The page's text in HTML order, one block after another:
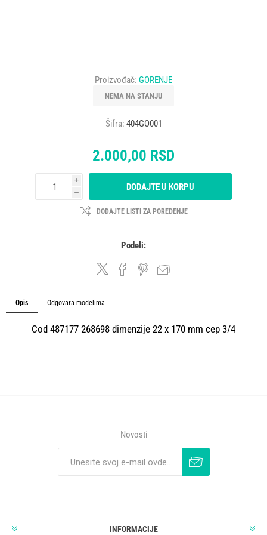
Proizvođač: GORENJE
NEMA NA STANJU
Šifra: 404GO001
2.000,00 RSD
i
h
DODAJTE U KORPU
DODAJTE LISTI ZA POREĐENJE
Podeli:
Opis Odgovara modelima
Cod 487177 268698 dimenzije 22 x 170 mm cep 3/4
Novosti
INFORMACIJE